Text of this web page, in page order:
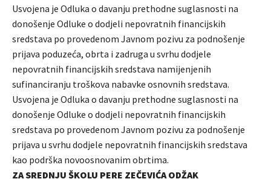
Usvojena je Odluka o davanju prethodne suglasnosti na
donošenje Odluke o dodjeli nepovratnih financijskih
sredstava po provedenom Javnom pozivu za podnošenje
prijava poduzeća, obrta i zadruga u svrhu dodjele
nepovratnih financijskih sredstava namijenjenih
sufinanciranju troškova nabavke osnovnih sredstava.
Usvojena je Odluka o davanju prethodne suglasnosti na
donošenje Odluke o dodjeli nepovratnih financijskih
sredstava po provedenom Javnom pozivu za podnošenje
prijava u svrhu dodjele nepovratnih financijskih sredstava
kao podrška novoosnovanim obrtima.
ZA SREDNJU ŠKOLU PERE ZEČEVIĆA ODŽAK